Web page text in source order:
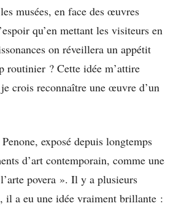
musées, en face des œuvres
qu’en mettant les visiteurs en
on réveillera un appétit
routinier ? Cette idée m’attire
crois reconnaître une œuvre d’un
exposé depuis longtemps
d’art contemporain, comme une
povera ». Il y a plusieurs
il a eu une idée vraiment brillante :